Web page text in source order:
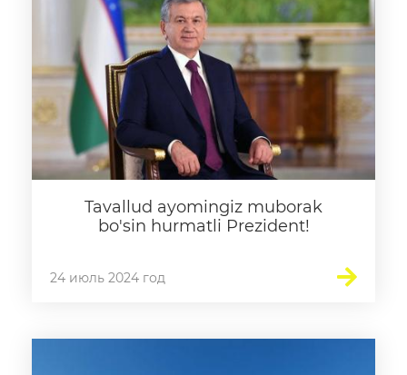
Электронная библиотека
Единая электронная
система
Повышение
квалификации
Информационная служба
СМИ о Нас
Tavallud ayomingiz muborak
bo'sin hurmatli Prezident!
24 июль 2024 год